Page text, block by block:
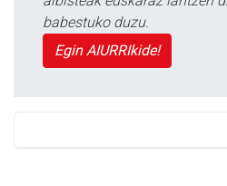
babestuko duzu.
Egin AIURRIkide!